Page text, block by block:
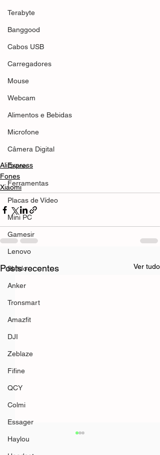
Terabyte
Banggood
Cabos USB
Carregadores
Mouse
Webcam
Alimentos e Bebidas
Microfone
Câmera Digital
Drone
Ferramentas
Placas de Vídeo
Mini PC
Gamesir
Lenovo
8bitdo
Anker
Tronsmart
Amazfit
DJI
Zeblaze
Fifine
QCY
Colmi
Essager
Haylou
AliExpress
Fones
Xiaomi
Posts recentes Ver tudo